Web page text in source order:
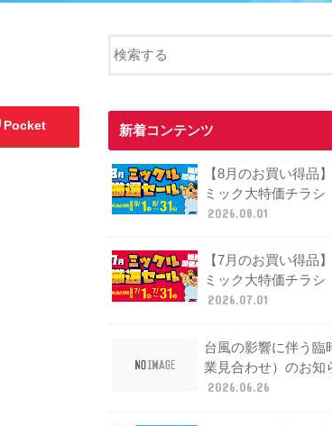
Pocket 新着コンテンツ
【8月のお買い得品
ミック大特価チラシ
2026.08.01
【7月のお買い得品
ミック大特価チラシ
2026.07.01
台風の影響に伴う臨
業見合わせ）のお知
2026.06.26